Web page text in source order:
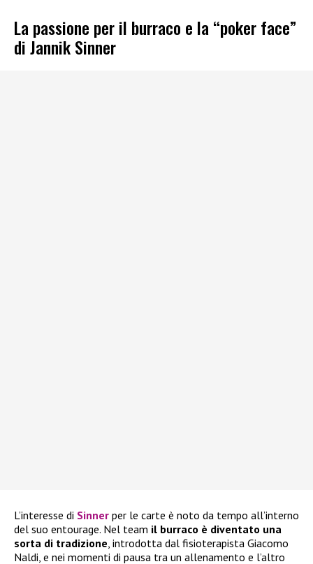
La passione per il burraco e la “poker face”
di Jannik Sinner
L’interesse di Sinner per le carte è noto da tempo all’interno
del suo entourage. Nel team il burraco è diventato una
sorta di tradizione, introdotta dal fisioterapista Giacomo
Naldi, e nei momenti di pausa tra un allenamento e l’altro